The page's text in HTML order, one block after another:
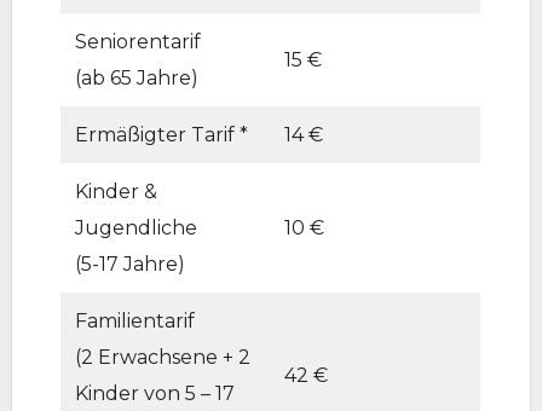
Seniorentarif
(ab 65 Jahre)
15 €
Ermäßigter Tarif * 14 €
Kinder &
Jugendliche
(5-17 Jahre)
10 €
Familientarif
(2 Erwachsene + 2
Kinder von 5 – 17
42 €